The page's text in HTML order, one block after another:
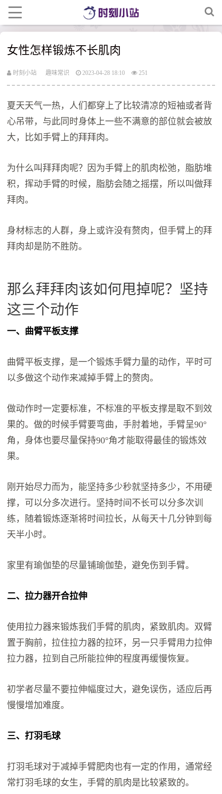
女性怎样锻炼不长肌肉
时刻小站 趣味常识 2023-04-28 18:10 251
夏天天气一热，人们都穿上了比较清凉的短袖或者背
心吊带，与此同时身体上一些不满意的部位就会被放
大，比如手臂上的拜拜肉。
为什么叫拜拜肉呢？因为手臂上的肌肉松弛，脂肪堆
积，挥动手臂的时候，脂肪会随之摇摆，所以叫做拜
拜肉。
身材标志的人群，身上或许没有赘肉，但手臂上的拜
拜肉却是防不胜防。
那么拜拜肉该如何甩掉呢？坚持
这三个动作
一、曲臂平板支撑
曲臂平板支撑，是一个锻炼手臂力量的动作，平时可
以多做这个动作来减掉手臂上的赘肉。
做动作时一定要标准，不标准的平板支撑是取不到效
果的。做的时候手臂要弯曲，手肘着地，手臂呈90°
角，身体也要尽量保持90°角才能取得最佳的锻炼效
果。
刚开始尽力而为，能坚持多少秒就坚持多少，不用硬
撑，可以分多次进行。坚持时间不长可以分多次训
练，随着锻炼逐渐将时间拉长，从每天十几分钟到每
天半小时。
家里有瑜伽垫的尽量铺瑜伽垫，避免伤到手臂。
二、拉力器开合拉伸
使用拉力器来锻炼我们手臂的肌肉，紧致肌肉。双臂
置于胸前，拉住拉力器的拉环，另一只手臂用力拉伸
拉力器，拉到自己所能拉伸的程度再缓慢恢复。
初学者尽量不要拉伸幅度过大，避免误伤，适应后再
慢慢增加难度。
三、打羽毛球
打羽毛球对于减掉手臂肥肉也有一定的作用，通常经
常打羽毛球的女生，手臂的肌肉是比较紧致的。